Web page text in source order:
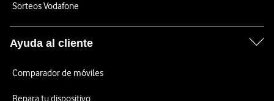
Sorteos Vodafone
Ayuda al cliente
Comparador de móviles
Repara tu dispositivo